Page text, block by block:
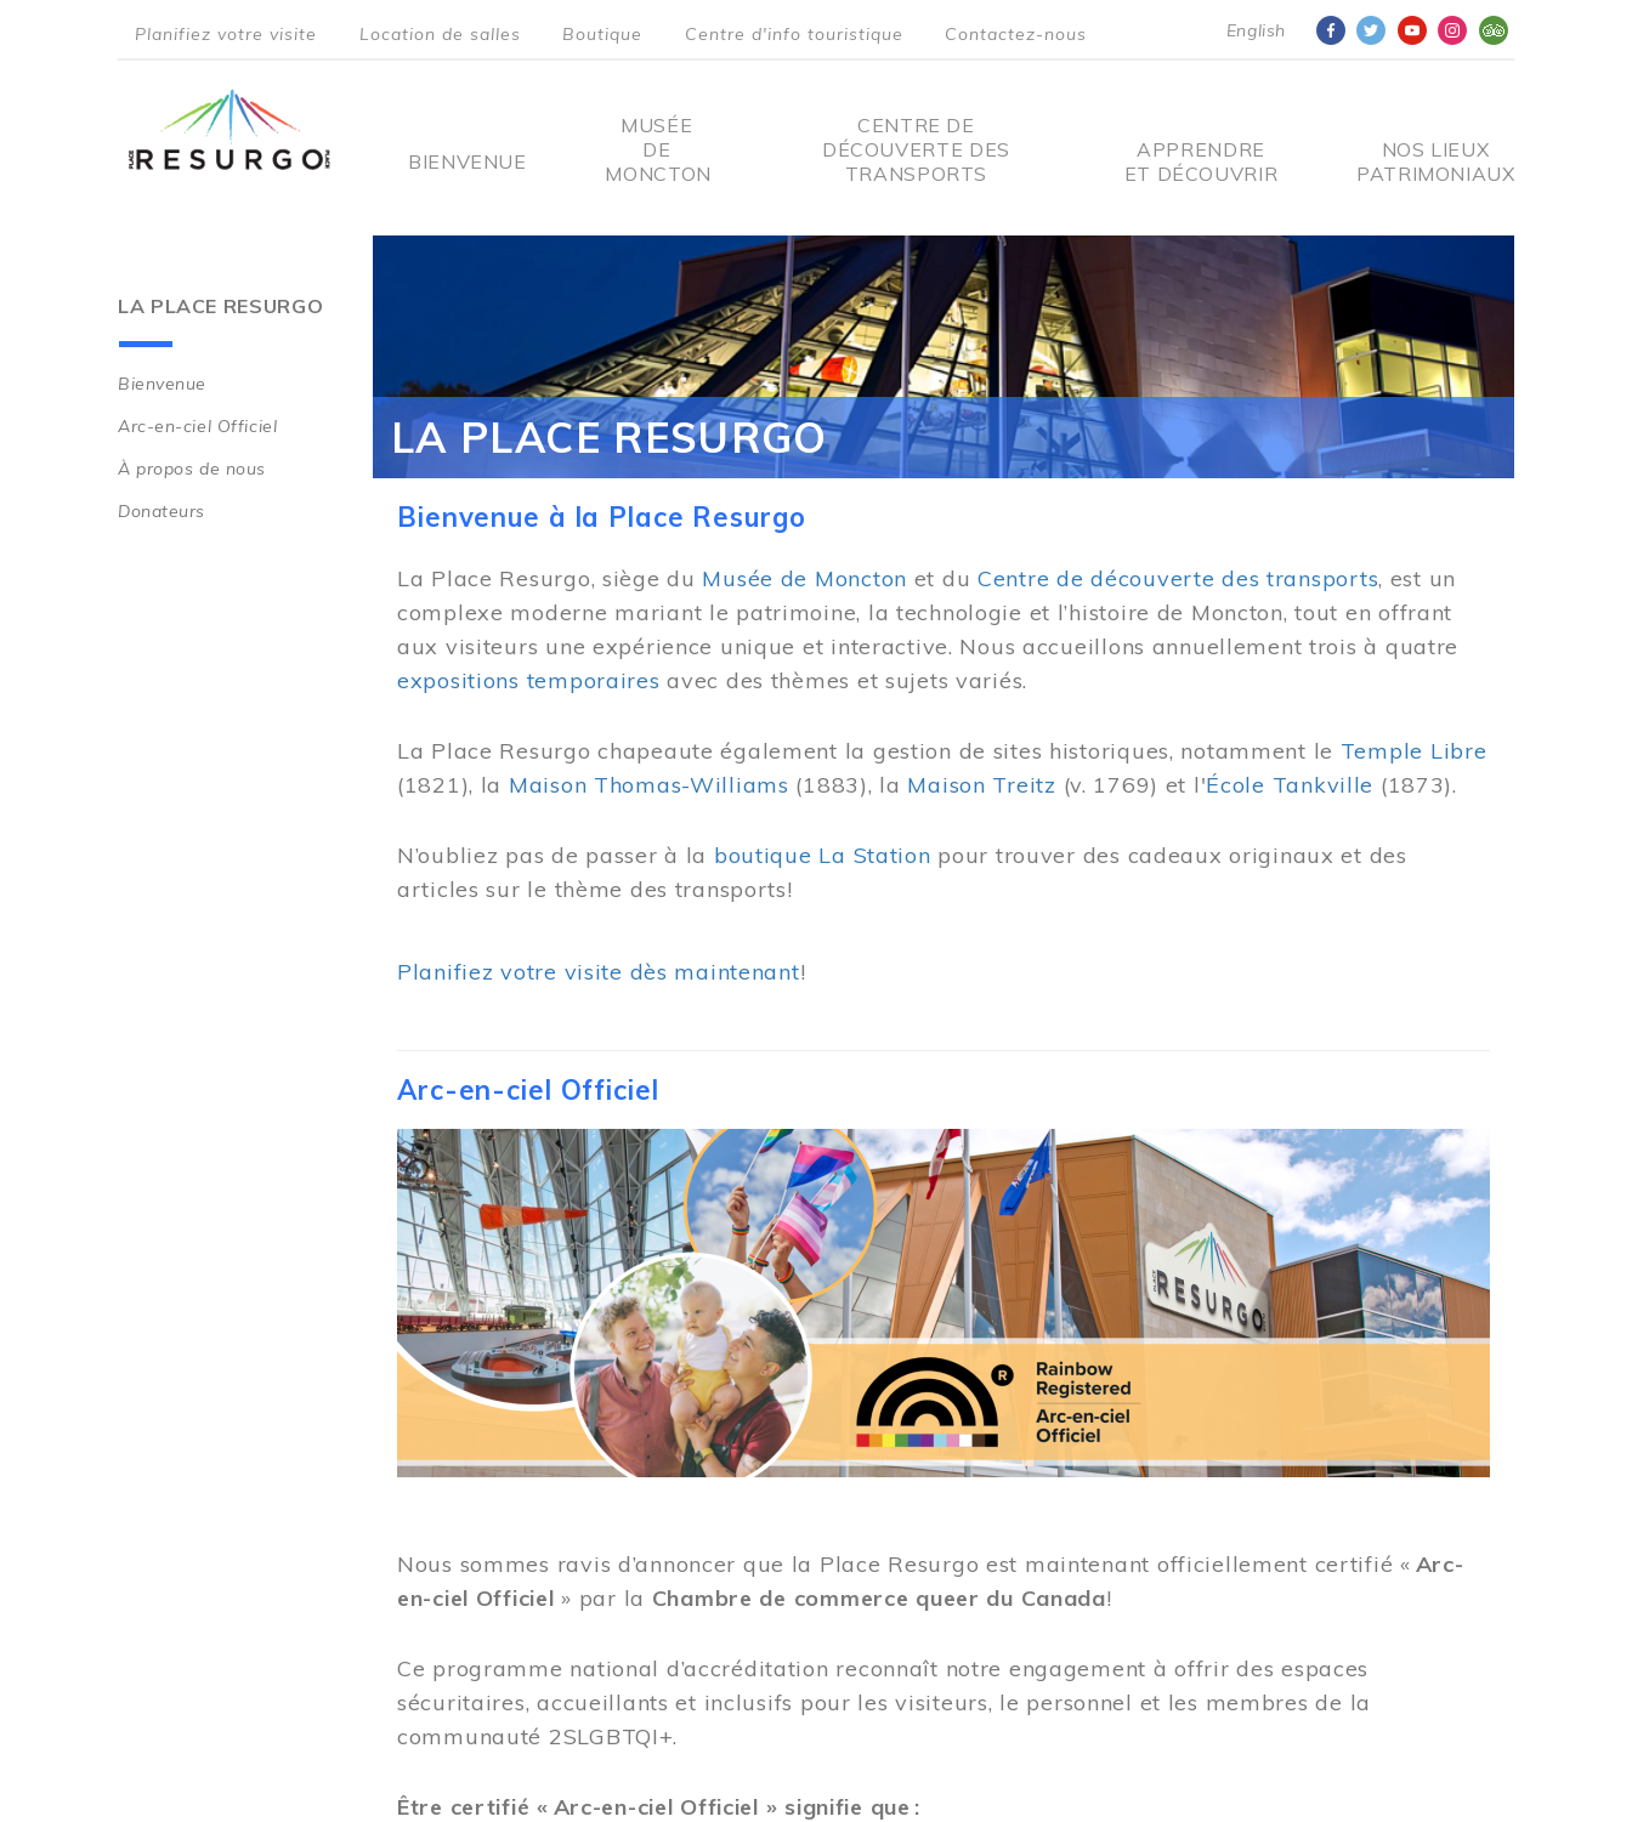
English
menu
Planifiez votre visite Location de salles Boutique Centre d'info touristique Contactez-nous
Main
BIENVENUE
MUSÉE
DE
MONCTON
CENTRE DE
DÉCOUVERTE DES
TRANSPORTS
APPRENDRE
ET DÉCOUVRIR
NOS LIEUX
PATRIMONIAUX
LA PLACE RESURGO
Main
navigation
Bienvenue
Arc-en-ciel Officiel
À propos de nous
Donateurs
LA PLACE RESURGO
Bienvenue à la Place Resurgo
La Place Resurgo, siège du Musée de Moncton et duCentre de découverte des transports, est un
complexe moderne mariant le patrimoine, la technologie et l’histoire de Moncton, tout en offrant
aux visiteurs une expérience unique et interactive. Nous accueillons annuellement trois à quatre
expositions temporaires avec des thèmes et sujets variés.
La Place Resurgo chapeaute également la gestion de sites historiques, notamment le Temple Libre
(1821), la Maison Thomas-Williams (1883), la Maison Treitz (v. 1769) et l'École Tankville (1873).
N’oubliez pas de passer à la boutique La Station pour trouver des cadeaux originaux et des
articles sur le thème des transports!
Planifiez votre visite dès maintenant!
Arc-en-ciel Officiel
Image
Nous sommes ravis d’annoncer que la Place Resurgo est maintenant officiellement certifié « Arc-
en-ciel Officiel » par la Chambre de commerce queer du Canada!
Ce programme national d’accréditation reconnaît notre engagement à offrir des espaces
sécuritaires, accueillants et inclusifs pour les visiteurs, le personnel et les membres de la
communauté 2SLGBTQI+.
Être certifié « Arc-en-ciel Officiel » signifie que :